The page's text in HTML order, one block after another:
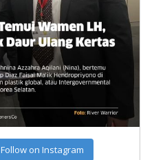
Follow on Instagram